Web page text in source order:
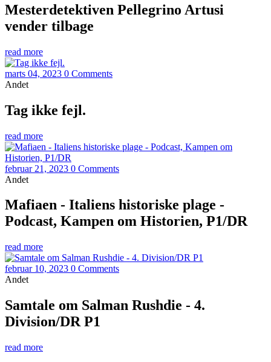
Mesterdetektiven Pellegrino Artusi
vender tilbage
read more
marts 04, 2023 0 Comments
Andet
Tag ikke fejl.
read more
februar 21, 2023 0 Comments
Andet
Mafiaen - Italiens historiske plage -
Podcast, Kampen om Historien, P1/DR
read more
februar 10, 2023 0 Comments
Andet
Samtale om Salman Rushdie - 4.
Division/DR P1
read more